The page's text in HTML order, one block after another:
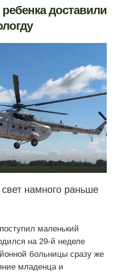
доставили
намного раньше
маленький
на 29-й неделе
больницы сразу же
младенца и